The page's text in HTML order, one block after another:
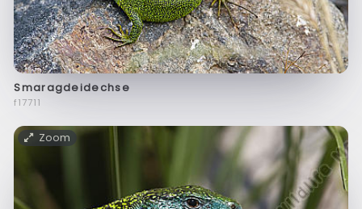
Smaragdeidechse
f17711
Zoom